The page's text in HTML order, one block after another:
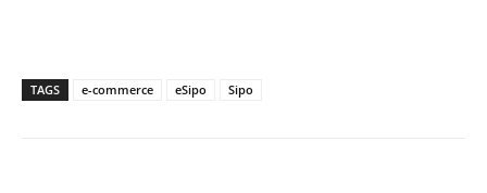
TAGS e-commerce eSipo Sipo